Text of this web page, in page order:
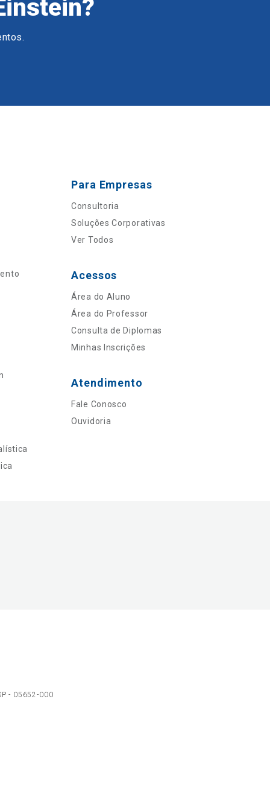
Para Empresas
Consultoria
Soluções Corporativas
Ver Todos
Acessos
Área do Aluno
Área do Professor
Consulta de Diplomas
Minhas Inscrições
Atendimento
Fale Conosco
Ouvidoria
- 05652-000